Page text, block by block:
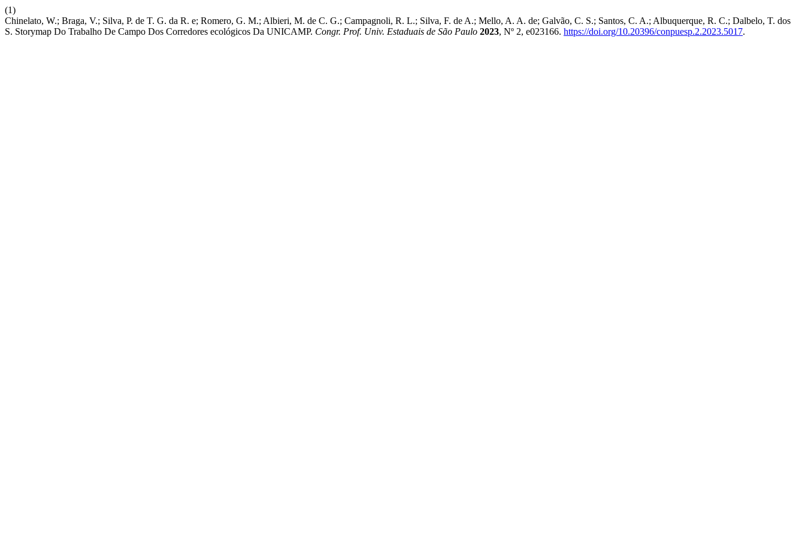
(1)
Chinelato, W.; Braga, V.; Silva, P. de T. G. da R. e; Romero, G. M.; Albieri, M. de C. G.; Campagnoli, R. L.; Silva, F. de A.; Mello, A. A. de; Galvão, C. S.; Santos, C. A.; Albuquerque, R. C.; Dalbelo, T. dos
S. Storymap Do Trabalho De Campo Dos Corredores ecológicos Da UNICAMP. Congr. Prof. Univ. Estaduais de São Paulo 2023, Nº 2, e023166. https://doi.org/10.20396/conpuesp.2.2023.5017.